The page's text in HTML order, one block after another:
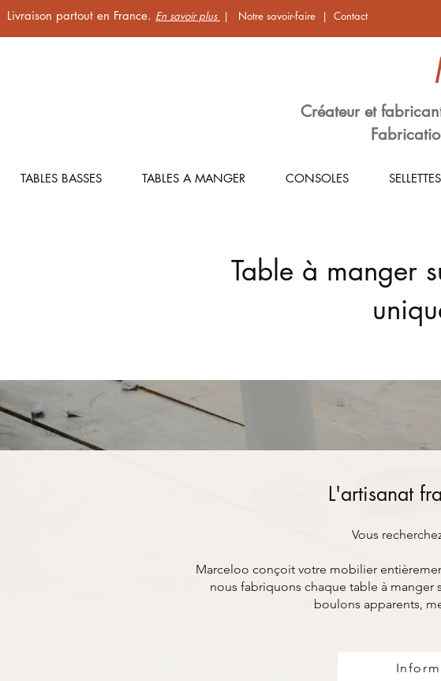
Livraison partout en France. En savoir plus | Notre savoir-faire | Contact
Créateur et
TABLES BASSES TABLES A MANGER CONSOLES
Table à manger
L'artisanat
Vous
Marceloo conçoit votre mobilier
nous fabriquons chaque table à manger
boulons apparents,